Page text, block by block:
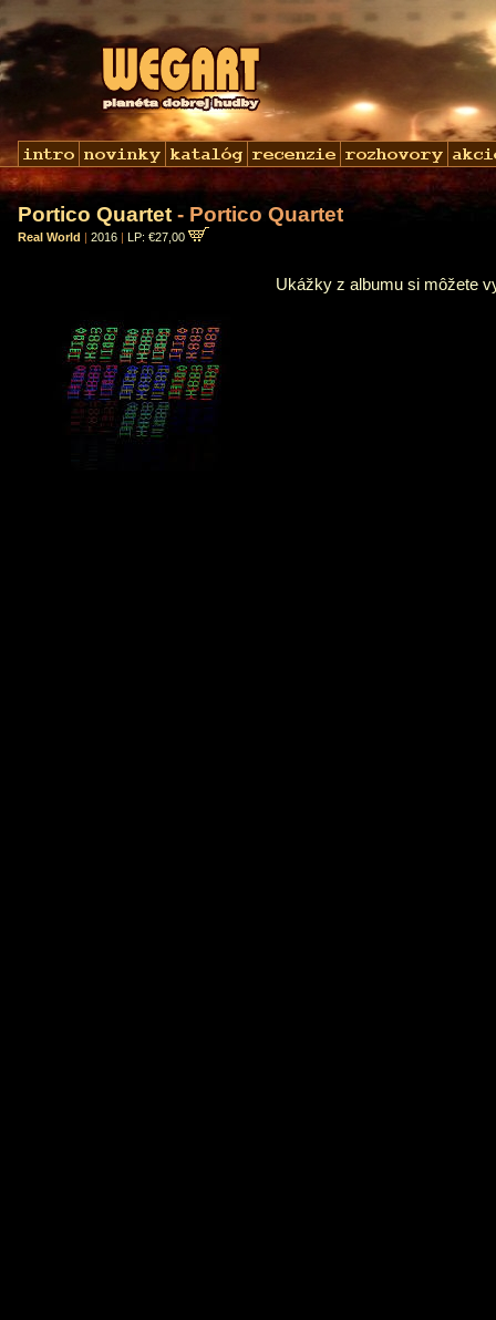
Portico Quartet - Portico Quartet
Real World | 2016 | LP: €27,00
Ukážky z albumu si môžete